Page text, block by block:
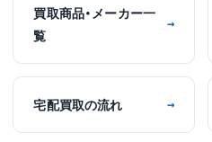
買取商品・メーカー一
覧
→
宅配買取の流れ →